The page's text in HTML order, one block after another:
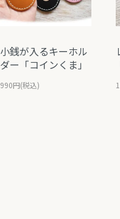
小銭が入るキーホル
ダー「コインくま」
990円(税込)